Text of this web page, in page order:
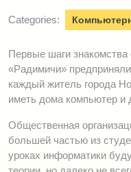
Categories:
Первые шаги
«Радимичи»
каждый житель города
иметь дома компьютер и
Общественная
большей частью из
уроках информатики